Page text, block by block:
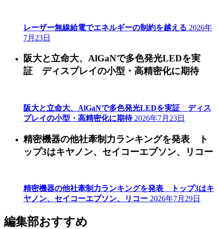
レーザー無線給電でエネルギーの制約を越える 2026年
7月23日
阪大と立命大、AlGaNで多色発光LEDを実
証 ディスプレイの小型・高精密化に期待
阪大と立命大、AlGaNで多色発光LEDを実証 ディス
プレイの小型・高精密化に期待 2026年7月23日
精密機器の他社牽制力ランキングを発表 ト
ップ3はキヤノン、セイコーエプソン、リコー
精密機器の他社牽制力ランキングを発表 トップ3はキ
ヤノン、セイコーエプソン、リコー 2026年7月29日
編集部おすすめ